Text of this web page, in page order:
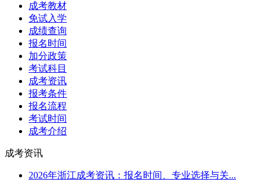
成考教材
免试入学
成绩查询
报名时间
加分政策
考试科目
成考资讯
报考条件
报名流程
考试时间
成考介绍
成考资讯
2026年浙江成考资讯：报名时间、专业选择与关...